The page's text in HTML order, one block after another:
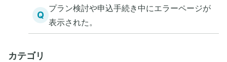
Q
プラン検討や申込手続き中にエラーページが
表示された。
カテゴリ